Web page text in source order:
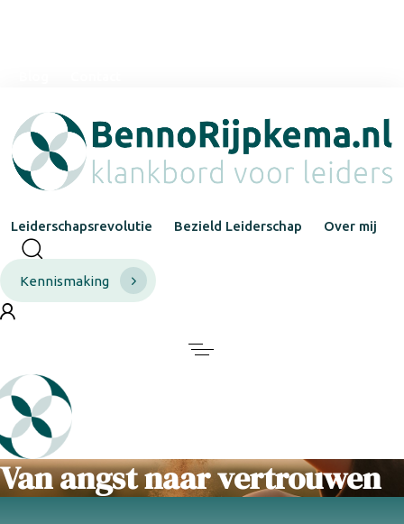
Leiderschapsrevolutie Bezield Leiderschap Over mij
Kennismaking
Van angst naar vertrouwen